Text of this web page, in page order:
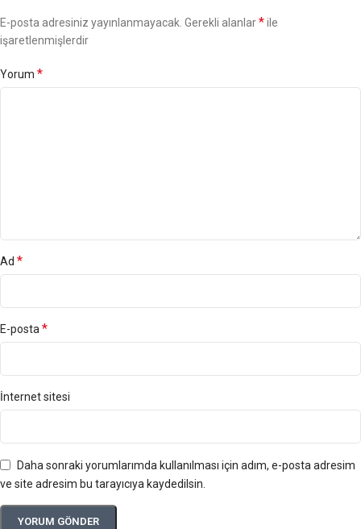
E-posta adresiniz yayınlanmayacak. Gerekli alanlar*ile
işaretlenmişlerdir
Yorum *
Ad *
E-posta *
İnternet sitesi
Daha sonraki yorumlarımda kullanılması için adım, e-posta adresim
ve site adresim bu tarayıcıya kaydedilsin.